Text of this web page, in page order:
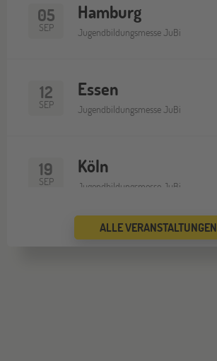
05
SEP
Hamburg
Jugendbildungsmesse JuBi
12
SEP
Essen
Jugendbildungsmesse JuBi
19
SEP
Köln
Jugendbildungsmesse JuBi
Bremen
ALLE VERANSTALTUNGEN